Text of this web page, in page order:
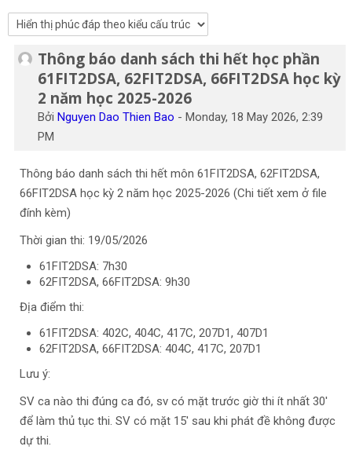
Thông báo danh sách thi hết học phần
61FIT2DSA, 62FIT2DSA, 66FIT2DSA học kỳ
2 năm học 2025-2026
BởiNguyen Dao Thien Bao -Monday, 18 May 2026, 2:39
PM
Số lượng các câu trả lời: 0
Thông báo danh sách thi hết môn 61FIT2DSA, 62FIT2DSA,
66FIT2DSA học kỳ 2 năm học 2025-2026 (Chi tiết xem ở file
đính kèm)
Thời gian thi: 19/05/2026
61FIT2DSA: 7h30
62FIT2DSA, 66FIT2DSA: 9h30
Địa điểm thi:
61FIT2DSA: 402C, 404C, 417C, 207D1, 407D1
62FIT2DSA, 66FIT2DSA: 404C, 417C, 207D1
Lưu ý:
SV ca nào thi đúng ca đó, sv có mặt trước giờ thi ít nhất 30'
để làm thủ tục thi. SV có mặt 15' sau khi phát đề không được
dự thi.